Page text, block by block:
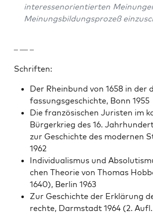
inter­essenori­en­tierten
Mei­n­ungs­bil­dung­sprozeß
– — –
Schriften:
Der Rhein­bund von 1658 in der
fas­sungs­geschichte, Bonn 1955
Die franzö­sis­chen Juris­ten im
Bürg­erkrieg des 16.
zur Geschichte des mod­er­nen
1962
Indi­vid­u­al­is­mus und
chen The­o­rie von Thomas
1640), Berlin 1963
Zur Geschichte der Erk­lärung
rechte, Darm­stadt 1964 (2. Aufl.